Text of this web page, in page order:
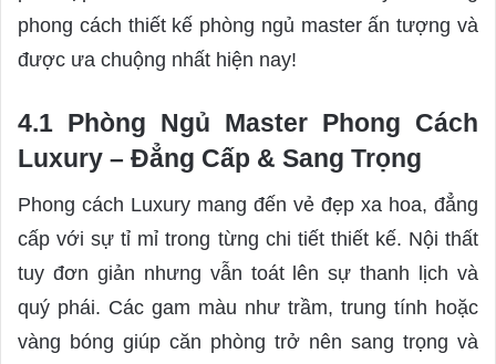
phong cách thiết kế phòng ngủ master ấn tượng và
được ưa chuộng nhất hiện nay!
4.1 Phòng Ngủ Master Phong Cách
Luxury – Đẳng Cấp & Sang Trọng
Phong cách Luxury mang đến vẻ đẹp xa hoa, đẳng
cấp với sự tỉ mỉ trong từng chi tiết thiết kế. Nội thất
tuy đơn giản nhưng vẫn toát lên sự thanh lịch và
quý phái. Các gam màu như trầm, trung tính hoặc
vàng bóng giúp căn phòng trở nên sang trọng và